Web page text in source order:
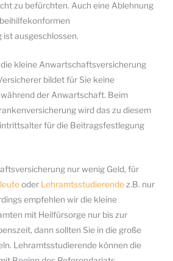
zu befürchten. Auch eine Ablehnung
ausgeschlossen.
kleine Anwartschaftsversicherung
bildet für Sie keine
der Anwartschaft. Beim
wird das zu diesem
für die Beitragsfestlegung
nur wenig Geld, für
oder Lehramtsstudierende z.B. nur
empfehlen wir die kleine
mit Heilfürsorge nur bis zur
dann sollten Sie in die große
Lehramtsstudierende können die